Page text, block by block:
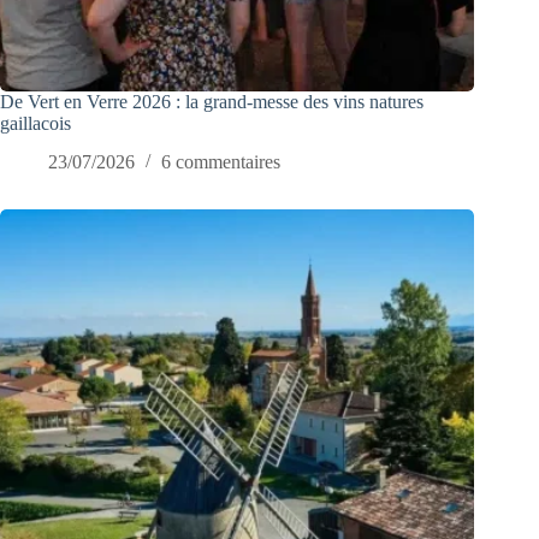
De Vert en Verre 2026 : la grand-messe des vins natures
gaillacois
23/07/2026
6 commentaires